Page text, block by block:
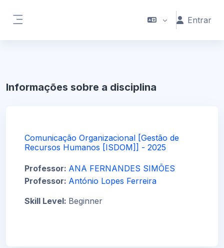
Entrar
Informações sobre a disciplina
Comunicação Organizacional [Gestão de
Recursos Humanos [ISDOM]] - 2025
Professor: ANA FERNANDES SIMÕES
Professor: António Lopes Ferreira
Skill Level: Beginner